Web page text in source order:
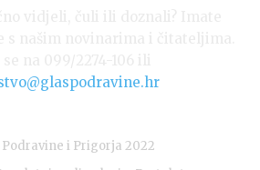
i Prigorja 2022